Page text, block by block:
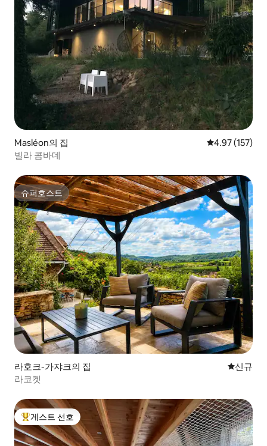
Masléon의 집 평점 4.97점(5
4.97 (157)
빌라 콤바데
슈퍼호스트
슈퍼호스트
라호크-가쟈크의 집 신규 숙소
신규
라코켓
상위 게스트 선호
게스트 선호